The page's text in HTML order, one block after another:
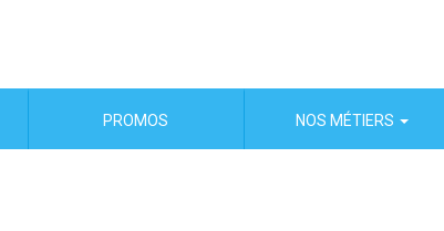
PROMOS NOS MÉTIERS